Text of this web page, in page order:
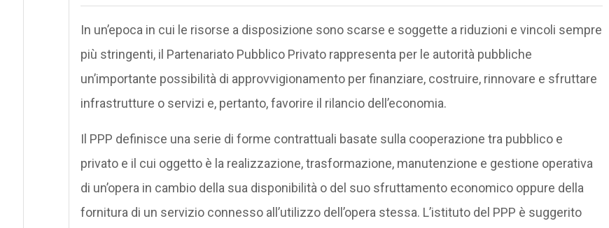
In un’epoca in cui le risorse a disposizione sono scarse e soggette a riduzioni e vincoli sempre
più stringenti, il Partenariato Pubblico Privato rappresenta per le autorità pubbliche
un’importante possibilità di approvvigionamento per finanziare, costruire, rinnovare e sfruttare
infrastrutture o servizi e, pertanto, favorire il rilancio dell’economia.
Il PPP definisce una serie di forme contrattuali basate sulla cooperazione tra pubblico e
privato e il cui oggetto è la realizzazione, trasformazione, manutenzione e gestione operativa
di un’opera in cambio della sua disponibilità o del suo sfruttamento economico oppure della
fornitura di un servizio connesso all’utilizzo dell’opera stessa. L’istituto del PPP è suggerito